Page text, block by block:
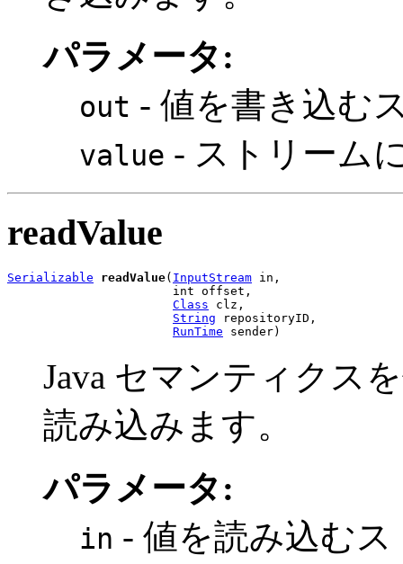
パラメータ:
out - 値を書き込む
value - ストリーム
readValue
Serializable readValue( InputStream in,
                       int offset,
Class clz,
String repositoryID,
RunTime sender)
Java セマンティクス
読み込みます。
パラメータ:
in - 値を読み込む